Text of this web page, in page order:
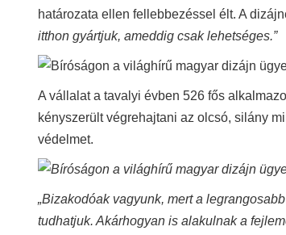
határozata ellen fellebbezéssel élt. A
itthon gyártjuk, ameddig csak lehetséges.”
A vállalat a tavalyi évben 526 fős
kényszerült végrehajtani az olcsó, silány
védelmet.
„Bizakodóak vagyunk, mert a
tudhatjuk. Akárhogyan is alakulnak a